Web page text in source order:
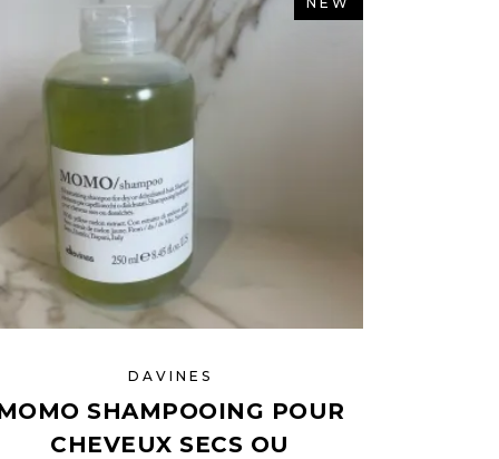
DAVINES
SHAMPOOING POUR
CHEVEUX SECS OU